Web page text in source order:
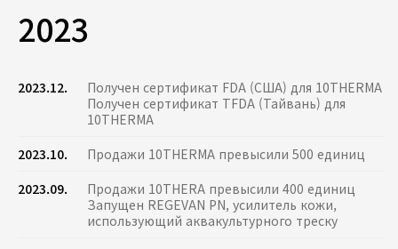
2023
2023.12.
Получен сертификат FDA (США) для 10THERMA
Получен сертификат TFDA (Тайвань) для
10THERMA
2023.10.
Продажи 10THERMA превысили 500 единиц
2023.09.
Продажи 10THERA превысили 400 единиц
Запущен REGEVAN PN, усилитель кожи,
использующий аквакультурного треску